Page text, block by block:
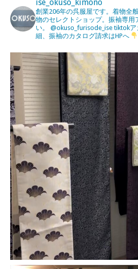
ise_okuso_kimono
創業206年の呉服屋です。着物全
物のセレクトショップ。振袖専用
い。
@okuso_furisode_isetiktokア
細、振袖のカタログ請求はHPへ